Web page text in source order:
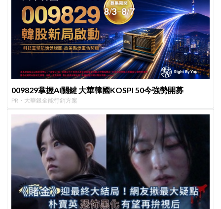
009829掌握AI關鍵 大華韓國KOSPI 50今強勢開募
PR・大華銀全能行銷方案